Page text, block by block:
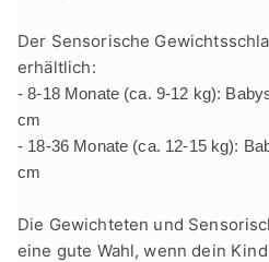
Der Sensorische
erhältlich:
- 8-18 Monate (ca. 9-12 kg):
cm
- 18-36 Monate (ca. 12-15 kg):
cm
Die Gewichteten und S
eine gute Wahl, wenndein